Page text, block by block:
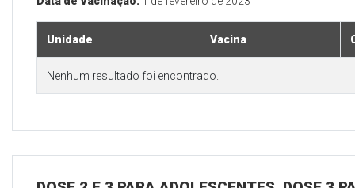
Unidade Vacina
Nenhum resultado foi encontrado.